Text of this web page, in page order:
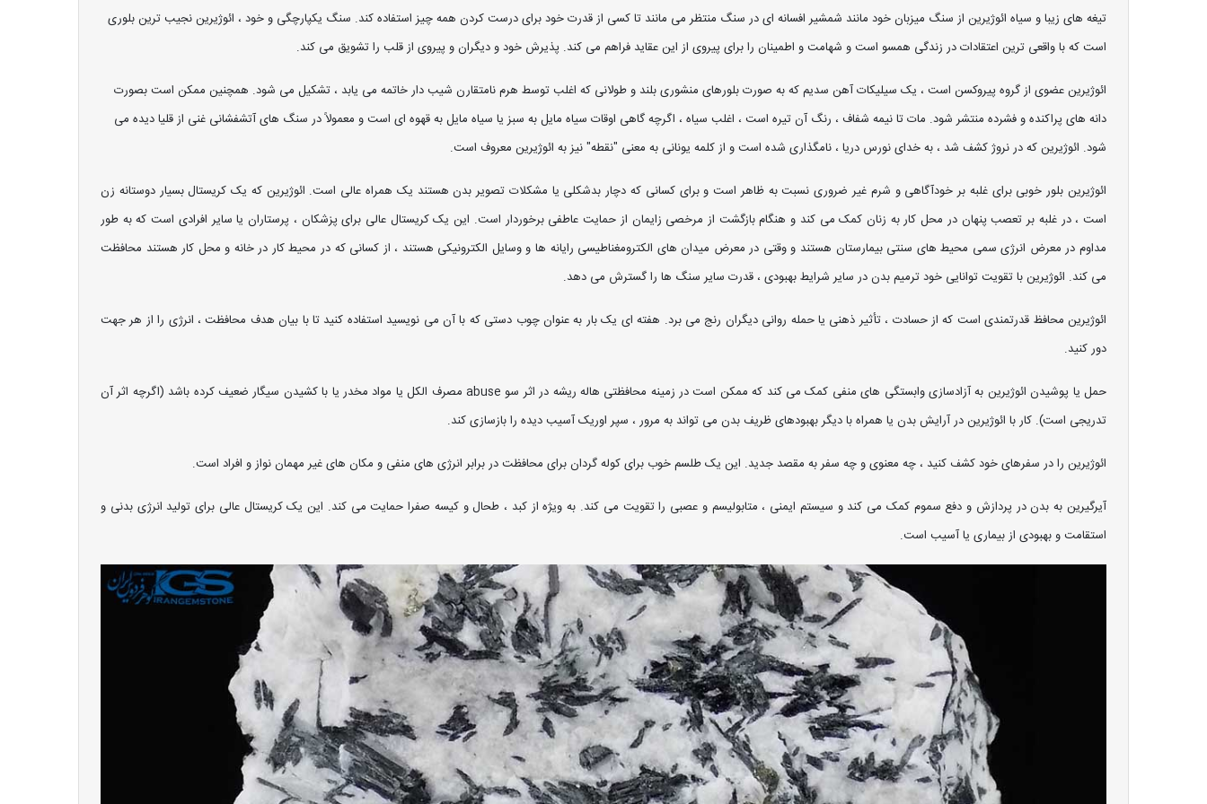
تیغه های زیبا و سیاه ائوژیرین از سنگ میزبان خود مانند شمشیر افسانه ای در سنگ منتظر می مانند تا کسی از قدرت خود برای درست کردن همه چیز استفاده کند. سنگ یکپارچگی و خود ، ائوژیرین نجیب ترین بلوری
است که با واقعی ترین اعتقادات در زندگی همسو است و شهامت و اطمینان را برای پیروی از این عقاید فراهم می کند. پذیرش خود و دیگران و پیروی از قلب را تشویق می کند.
ائوژیرین عضوی از گروه پیروکسن است ، یک سیلیکات آهن سدیم که به صورت بلورهای منشوری بلند و طولانی که اغلب توسط هرم نامتقارن شیب دار خاتمه می یابد ، تشکیل می شود. همچنین ممکن است بصورت
دانه های پراکنده و فشرده منتشر شود. مات تا نیمه شفاف ، رنگ آن تیره است ، اغلب سیاه ، اگرچه گاهی اوقات سیاه مایل به سبز یا سیاه مایل به قهوه ای است و معمولاً در سنگ های آتشفشانی غنی از قلیا دیده می
شود. ائوژیرین که در نروژ کشف شد ، به خدای نورس دریا ، نامگذاری شده است و از کلمه یونانی به معنی "نقطه" نیز به ائوژیرین معروف است.
ائوژیرین بلور خوبی برای غلبه بر خودآگاهی و شرم غیر ضروری نسبت به ظاهر است و برای کسانی که دچار بدشکلی یا مشکلات تصویر بدن هستند یک همراه عالی است. ائوژیرین که یک کریستال بسیار دوستانه زن
است ، در غلبه بر تعصب پنهان در محل کار به زنان کمک می کند و هنگام بازگشت از مرخصی زایمان از حمایت عاطفی برخوردار است. این یک کریستال عالی برای پزشکان ، پرستاران یا سایر افرادی است که به طور
مداوم در معرض انرژی سمی محیط های سنتی بیمارستان هستند و وقتی در معرض میدان های الکترومغناطیسی رایانه ها و وسایل الکترونیکی هستند ، از کسانی که در محیط کار در خانه و محل کار هستند محافظت
می کند. ائوژیرین با تقویت توانایی خود ترمیم بدن در سایر شرایط بهبودی ، قدرت سایر سنگ ها را گسترش می دهد.
ائوژیرین محافظ قدرتمندی است که از حسادت ، تأثیر ذهنی یا حمله روانی دیگران رنج می برد. هفته ای یک بار به عنوان چوب دستی که با آن می نویسید استفاده کنید تا با بیان هدف محافظت ، انرژی را از هر جهت
دور کنید.
حمل یا پوشیدن ائوژیرین به آزادسازی وابستگی های منفی کمک می کند که ممکن است در زمینه محافظتی هاله ریشه در اثر سو abuse مصرف الکل یا مواد مخدر یا با کشیدن سیگار ضعیف کرده باشد (اگرچه اثر آن
تدریجی است). کار با ائوژیرین در آرایش بدن یا همراه با دیگر بهبودهای ظریف بدن می تواند به مرور ، سپر اوریک آسیب دیده را بازسازی کند.
ائوژیرین را در سفرهای خود کشف کنید ، چه معنوی و چه سفر به مقصد جدید. این یک طلسم خوب برای کوله گردان برای محافظت در برابر انرژی های منفی و مکان های غیر مهمان نواز و افراد است.
آیرگیرین به بدن در پردازش و دفع سموم کمک می کند و سیستم ایمنی ، متابولیسم و ​​عصبی را تقویت می کند. به ویژه از کبد ، طحال و کیسه صفرا حمایت می کند. این یک کریستال عالی برای تولید انرژی بدنی و
استقامت و بهبودی از بیماری یا آسیب است.